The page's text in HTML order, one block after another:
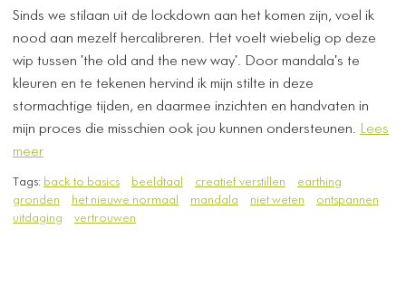
Sinds we stilaan uit de lockdown aan het komen zijn, voel ik
nood aan mezelf hercalibreren. Het voelt wiebelig op deze
wip tussen 'the old and the new way'. Door mandala's te
kleuren en te tekenen hervind ik mijn stilte in deze
stormachtige tijden, en daarmee inzichten en handvaten in
mijn proces die misschien ook jou kunnen ondersteunen. Lees
meer
Tags: back to basics beeldtaal creatief verstillen
earthing
gronden
het nieuwe normaal mandala niet weten
ontspannen
uitdaging
vertrouwen